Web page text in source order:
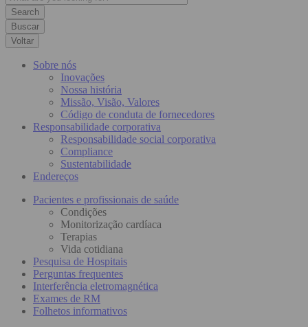
Buscar
Voltar
Sobre nós
Inovações
Nossa história
Missão, Visão, Valores
Código de conduta de fornecedores
Responsabilidade corporativa
Responsabilidade social corporativa
Compliance
Sustentabilidade
Endereços
Pacientes e profissionais de saúde
Condições
Monitorização cardíaca
Terapias
Vida cotidiana
Pesquisa de Hospitais
Perguntas frequentes
Interferência eletromagnética
Exames de RM
Folhetos informativos